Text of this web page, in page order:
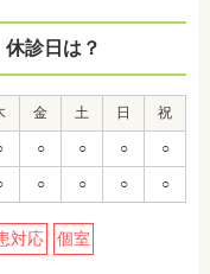
診日は？
金 土 日 祝
○ ○ ○ ○
○ ○ ○ ○
対応 個室